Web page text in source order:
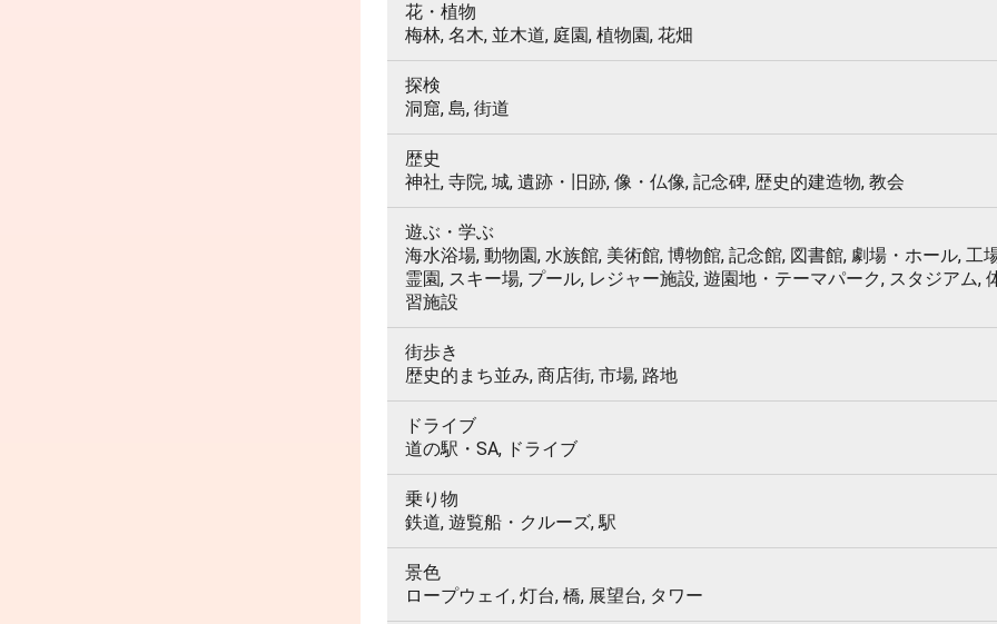
花・植物
梅林, 名木, 並木道, 庭園, 植物園, 花畑
探検
洞窟, 島, 街道
歴史
神社, 寺院, 城, 遺跡・旧跡, 像・仏像, 記念碑, 歴史的建造物, 教会
遊ぶ・学ぶ
海水浴場, 動物園, 水族館, 美術館, 博物館, 記念館, 図書館, 劇場・ホール, 工
霊園, スキー場, プール, レジャー施設, 遊園地・テーマパーク, スタジアム,
習施設
街歩き
歴史的まち並み, 商店街, 市場, 路地
ドライブ
道の駅・SA, ドライブ
乗り物
鉄道, 遊覧船・クルーズ, 駅
景色
ロープウェイ, 灯台, 橋, 展望台, タワー